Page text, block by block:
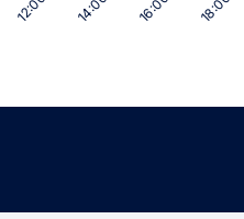
14:00 16:00 18:00